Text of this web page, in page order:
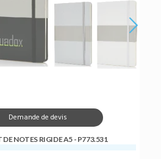
Demande de devis
DE NOTES RIGIDE A5 - P773.531